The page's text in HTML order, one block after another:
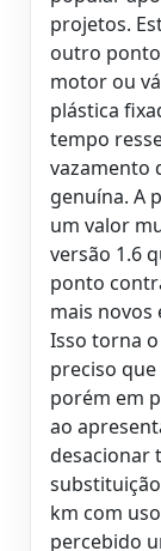
projetos.
outro
motor ou
plástica
tempo
vazamento
genuína. A
um valor
versão 1.6
ponto
mais
Isso torna
preciso
porém em
ao
desacionar
km com
percebido